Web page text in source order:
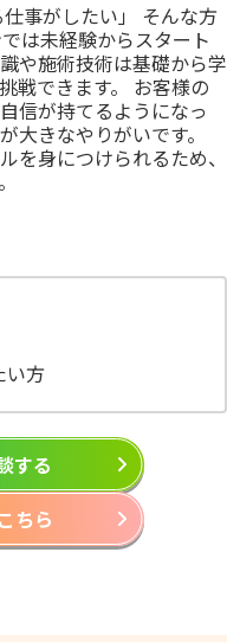
事がしたい」 そんな方
は未経験からスタート
や施術技術は基礎から学
戦できます。 お客様の
信が持てるようになっ
大きなやりがいです。
を身につけられるため、
い方
する
ちら